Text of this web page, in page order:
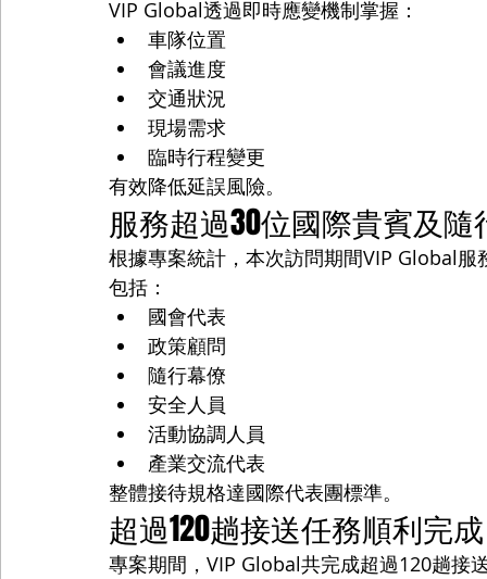
VIP Global透過即時應變機制掌握：
車隊位置
會議進度
交通狀況
現場需求
臨時行程變更
有效降低延誤風險。
服務超過30位國際貴賓及隨
根據專案統計，本次訪問期間VIP Global
包括：
國會代表
政策顧問
隨行幕僚
安全人員
活動協調人員
產業交流代表
整體接待規格達國際代表團標準。
超過120趟接送任務順利完成
專案期間，VIP Global共完成超過120趟接